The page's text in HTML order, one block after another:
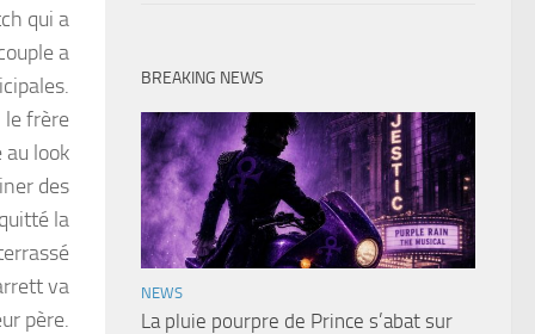
qui a
a
le frère
look
des
la
va
père.
BREAKING NEWS
NEWS
La pluie pourpre de Prince s’abat sur